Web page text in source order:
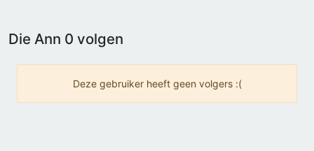
Die Ann 0 volgen
Deze gebruiker heeft geen volgers :(